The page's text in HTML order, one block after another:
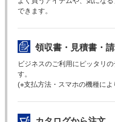
できます。
領収書・見積書・
ビジネスのご利用にピッタリ
す。
(※支払方法・スマホの機種に